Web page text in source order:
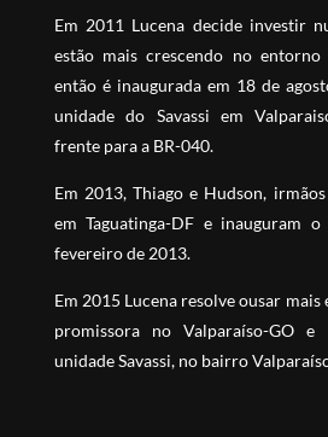
Em 2011 Lucena decide investir
estão mais crescendo no
então é inaugurada em 18 de
unidade do Savassi em
frente para a BR-040.
Em 2013, Thiago e Hudson,
em Taguatinga-DF e inauguram
fevereiro de 2013.
Em 2015 Lucena resolve ousar mais
promissora no Valparaíso-GO
unidade Savassi, no bairro